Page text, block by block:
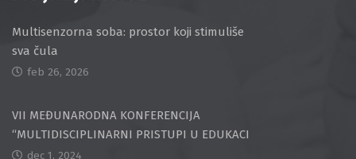
Multisenzorna soba: prostor koji stimuliše
sva čula
feb 26, 2026
VII MEĐUNARODNA KONFERENCIJA
“MULTIDISCIPLINARNI PRISTUPI U EDUKACI
dec 1, 2024